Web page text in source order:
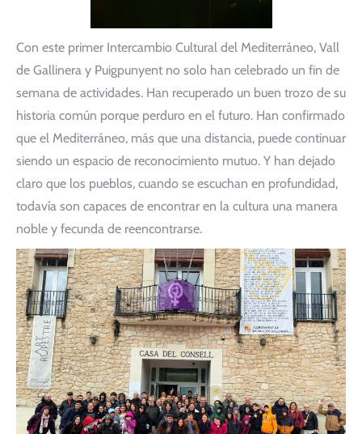
Con este primer Intercambio Cultural del Mediterráneo, Vall
de Gallinera y Puigpunyent no solo han celebrado un fin de
semana de actividades. Han recuperado un buen trozo de su
historia común porque perduro en el futuro. Han confirmado
que el Mediterráneo, más que una distancia, puede continuar
siendo un espacio de reconocimiento mutuo. Y han dejado
claro que los pueblos, cuando se escuchan en profundidad,
todavía son capaces de encontrar en la cultura una manera
noble y fecunda de reencontrarse.